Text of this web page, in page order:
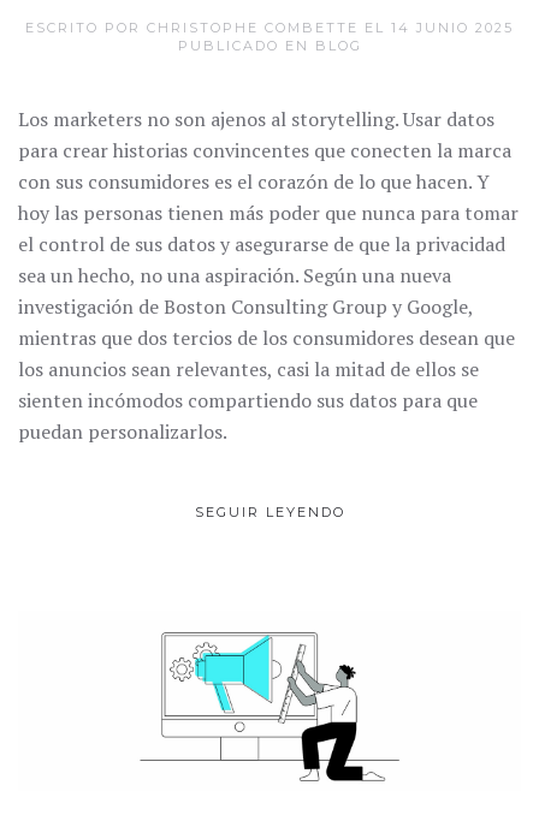
ESCRITO POR CHRISTOPHE COMBETTE EL 14 JUNIO 2025
PUBLICADO EN
BLOG
Los marketers no son ajenos al storytelling. Usar datos
para crear historias convincentes que conecten la marca
con sus consumidores es el corazón de lo que hacen. Y
hoy las personas tienen más poder que nunca para tomar
el control de sus datos y asegurarse de que la privacidad
sea un hecho, no una aspiración. Según una nueva
investigación de Boston Consulting Group y Google,
mientras que dos tercios de los consumidores desean que
los anuncios sean relevantes, casi la mitad de ellos se
sienten incómodos compartiendo sus datos para que
puedan personalizarlos.
SEGUIR LEYENDO